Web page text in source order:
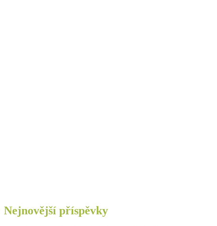
Nejnovější příspěvky